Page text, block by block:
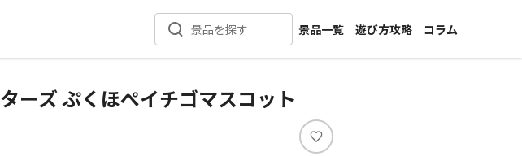
景品を探す
景品一覧
新着景品
メーカー一覧
遊び方攻略
コラム
インタビュー
ーズ ぷくほぺイチゴマスコット
い